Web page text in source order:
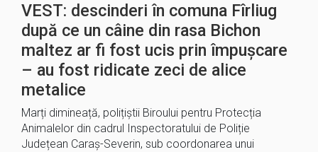
VEST: descinderi în comuna Fîrliug
după ce un câine din rasa Bichon
maltez ar fi fost ucis prin împușcare
– au fost ridicate zeci de alice
metalice
Marți dimineață, polițiștii Biroului pentru Protecția
Animalelor din cadrul Inspectoratului de Poliție
Județean Caraș-Severin, sub coordonarea unui